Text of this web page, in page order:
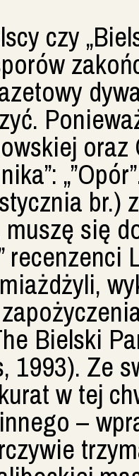
czy
oraz
br.)
się
Bielski
1993). Ze
w tej
–